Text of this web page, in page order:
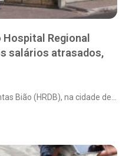
Regional
salários atrasados,
Bião (HRDB), na cidade de